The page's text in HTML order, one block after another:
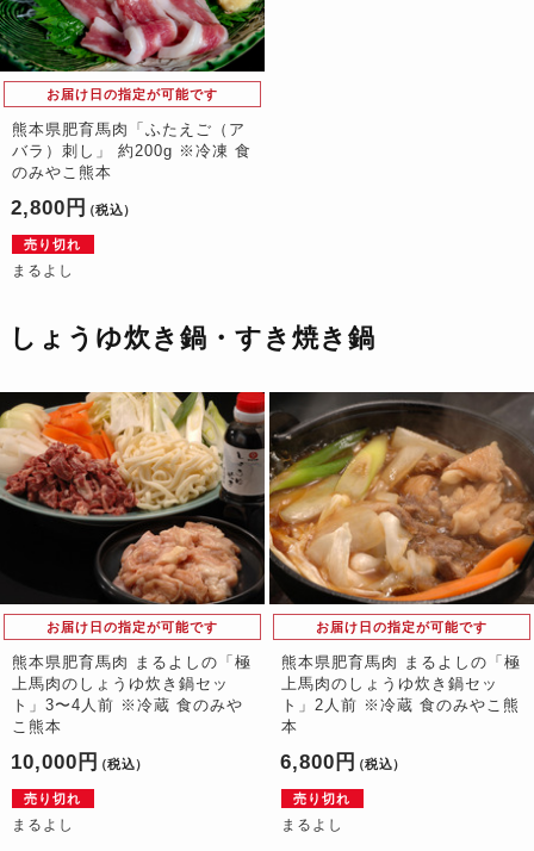
お届け日の指定が可能です
熊本県肥育馬肉「ふたえご（ア
バラ）刺し」 約200g ※冷凍 食
のみやこ熊本
2,800円 （税込）
売り切れ
まるよし
しょうゆ炊き鍋・すき焼き鍋
お届け日の指定が可能です
熊本県肥育馬肉 まるよしの「極
上馬肉のしょうゆ炊き鍋セッ
ト」3〜4人前 ※冷蔵 食のみや
こ熊本
10,000円 （税込）
売り切れ
まるよし
お届け日の指定が可能です
熊本県肥育馬肉 まるよしの「極
上馬肉のしょうゆ炊き鍋セッ
ト」2人前 ※冷蔵 食のみやこ熊
本
6,800円 （税込）
売り切れ
まるよし